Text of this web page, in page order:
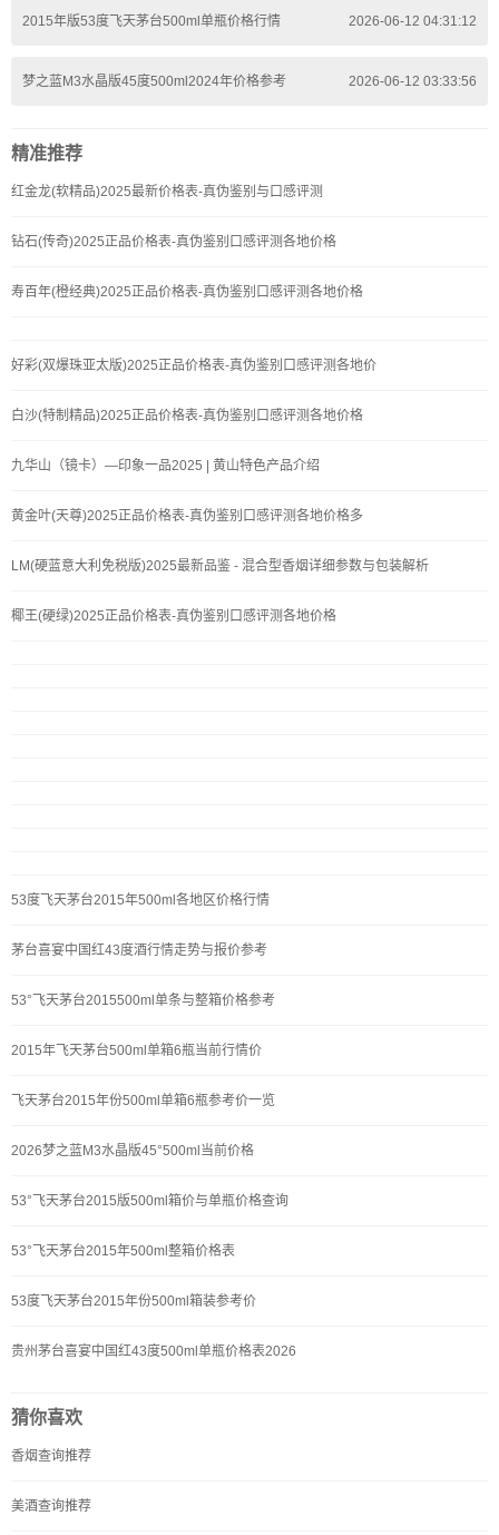
2015年版53度飞天茅台500ml单瓶价格行情 2026-06-12 04:31:12
梦之蓝M3水晶版45度500ml2024年价格参考 2026-06-12 03:33:56
精准推荐
红金龙(软精品)2025最新价格表-真伪鉴别与口感评测
钻石(传奇)2025正品价格表-真伪鉴别口感评测各地价格
寿百年(橙经典)2025正品价格表-真伪鉴别口感评测各地价格
好彩(双爆珠亚太版)2025正品价格表-真伪鉴别口感评测各地价
白沙(特制精品)2025正品价格表-真伪鉴别口感评测各地价格
九华山（镜卡）—印象一品2025 | 黄山特色产品介绍
黄金叶(天尊)2025正品价格表-真伪鉴别口感评测各地价格多
LM(硬蓝意大利免税版)2025最新品鉴 - 混合型香烟详细参数与包装解析
椰王(硬绿)2025正品价格表-真伪鉴别口感评测各地价格
53度飞天茅台2015年500ml各地区价格行情
茅台喜宴中国红43度酒行情走势与报价参考
53°飞天茅台2015500ml单条与整箱价格参考
2015年飞天茅台500ml单箱6瓶当前行情价
飞天茅台2015年份500ml单箱6瓶参考价一览
2026梦之蓝M3水晶版45°500ml当前价格
53°飞天茅台2015版500ml箱价与单瓶价格查询
53°飞天茅台2015年500ml整箱价格表
53度飞天茅台2015年份500ml箱装参考价
贵州茅台喜宴中国红43度500ml单瓶价格表2026
猜你喜欢
香烟查询推荐
美酒查询推荐